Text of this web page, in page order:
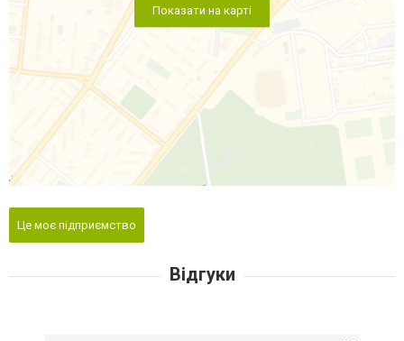
Показати на карті
Це моє підприємство
Відгуки